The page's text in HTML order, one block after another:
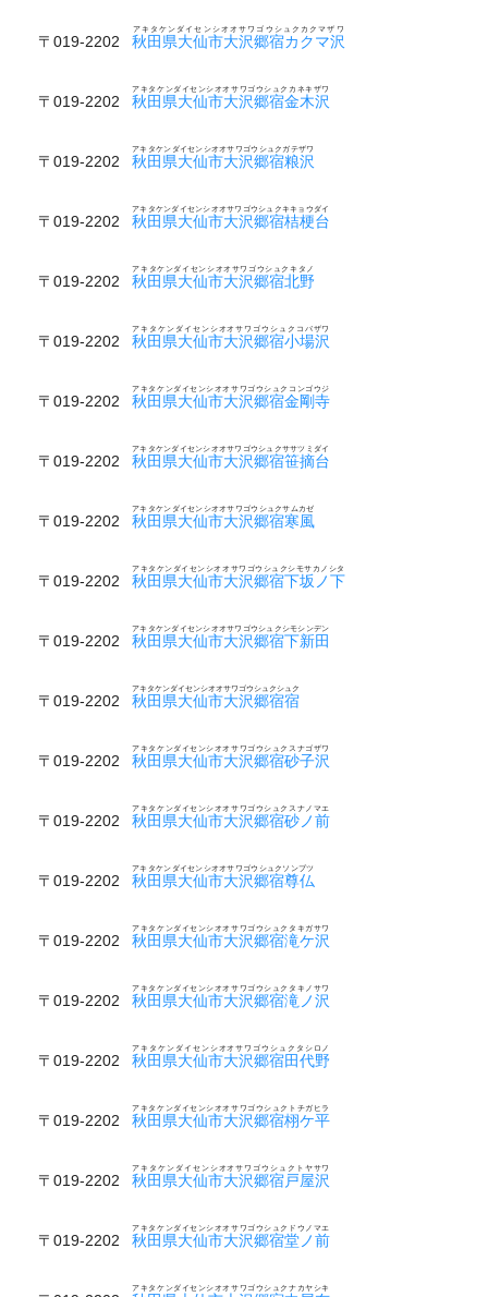
〒019-2202 秋田県大仙市大沢郷宿カクマ沢
アキタケンダイセンシオオサワゴウシュクカクマザワ
〒019-2202 秋田県大仙市大沢郷宿金木沢
アキタケンダイセンシオオサワゴウシュクカネキザワ
〒019-2202 秋田県大仙市大沢郷宿粮沢
アキタケンダイセンシオオサワゴウシュクガテザワ
〒019-2202 秋田県大仙市大沢郷宿桔梗台
アキタケンダイセンシオオサワゴウシュクキキョウダイ
〒019-2202 秋田県大仙市大沢郷宿北野
アキタケンダイセンシオオサワゴウシュクキタノ
〒019-2202 秋田県大仙市大沢郷宿小場沢
アキタケンダイセンシオオサワゴウシュクコバザワ
〒019-2202 秋田県大仙市大沢郷宿金剛寺
アキタケンダイセンシオオサワゴウシュクコンゴウジ
〒019-2202 秋田県大仙市大沢郷宿笹摘台
アキタケンダイセンシオオサワゴウシュクササツミダイ
〒019-2202 秋田県大仙市大沢郷宿寒風
アキタケンダイセンシオオサワゴウシュクサムカゼ
〒019-2202 秋田県大仙市大沢郷宿下坂ノ下
アキタケンダイセンシオオサワゴウシュクシモサカノシタ
〒019-2202 秋田県大仙市大沢郷宿下新田
アキタケンダイセンシオオサワゴウシュクシモシンデン
〒019-2202 秋田県大仙市大沢郷宿宿
アキタケンダイセンシオオサワゴウシュクシュク
〒019-2202 秋田県大仙市大沢郷宿砂子沢
アキタケンダイセンシオオサワゴウシュクスナゴザワ
〒019-2202 秋田県大仙市大沢郷宿砂ノ前
アキタケンダイセンシオオサワゴウシュクスナノマエ
〒019-2202 秋田県大仙市大沢郷宿尊仏
アキタケンダイセンシオオサワゴウシュクソンブツ
〒019-2202 秋田県大仙市大沢郷宿滝ケ沢
アキタケンダイセンシオオサワゴウシュクタキガサワ
〒019-2202 秋田県大仙市大沢郷宿滝ノ沢
アキタケンダイセンシオオサワゴウシュクタキノサワ
〒019-2202 秋田県大仙市大沢郷宿田代野
アキタケンダイセンシオオサワゴウシュクタシロノ
〒019-2202 秋田県大仙市大沢郷宿栩ケ平
アキタケンダイセンシオオサワゴウシュクトチガヒラ
〒019-2202 秋田県大仙市大沢郷宿戸屋沢
アキタケンダイセンシオオサワゴウシュクトヤサワ
〒019-2202 秋田県大仙市大沢郷宿堂ノ前
アキタケンダイセンシオオサワゴウシュクドウノマエ
アキタケンダイセンシオオサワゴウシュクナカヤシキ